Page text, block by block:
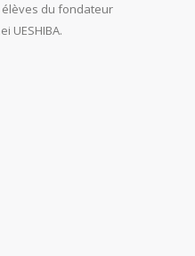
du fondateur
UESHIBA.